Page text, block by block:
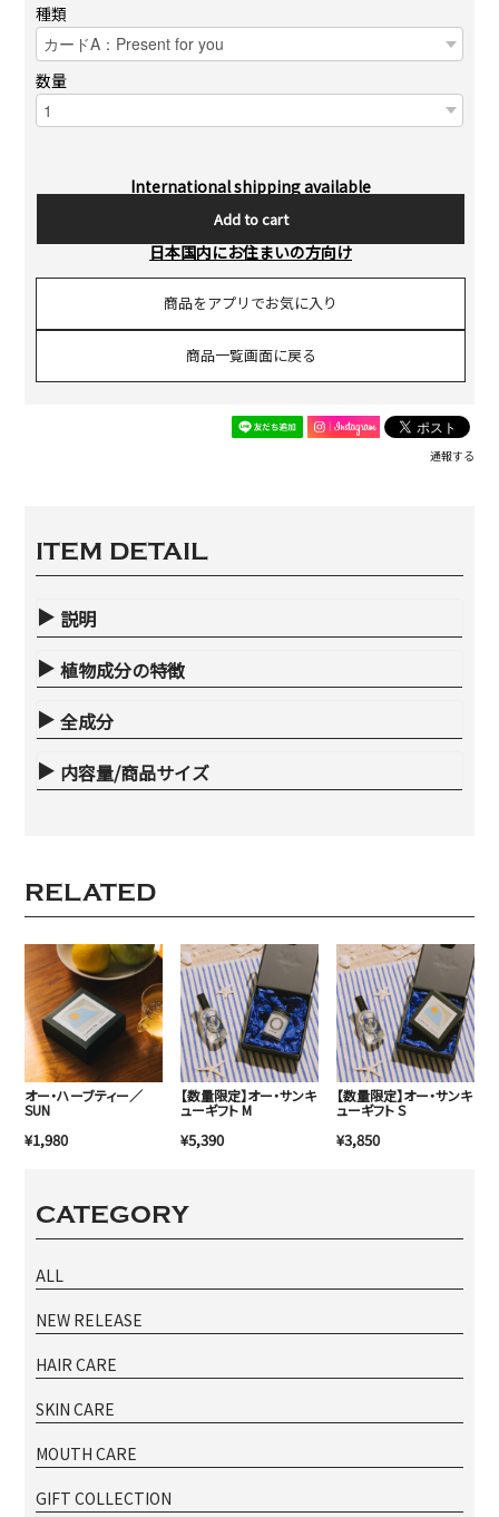
種類
数量
商品一覧画面に戻る
商品をアプリでお気に入り
International shipping available
Add to cart
日本国内にお住まいの方向け
通報する
ITEM DETAIL
説明
植物成分の特徴
全成分
内容量/商品サイズ
RELATED
オー・ハーブティー／
SUN
¥1,980
【数量限定】オー・サンキ
ューギフト M
¥5,390
【数量限定】オー・サンキ
ューギフト S
¥3,850
CATEGORY
ALL
NEW RELEASE
HAIR CARE
SKIN CARE
MOUTH CARE
GIFT COLLECTION